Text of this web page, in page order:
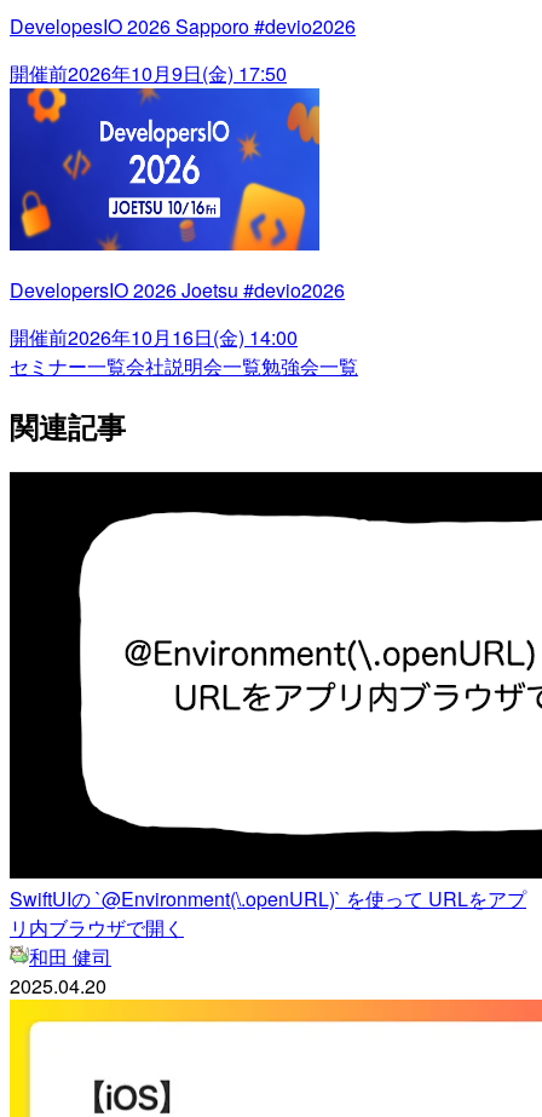
DevelopesIO 2026 Sapporo #devio2026
開催前2026年10月9日(金) 17:50
DevelopersIO 2026 Joetsu #devio2026
開催前2026年10月16日(金) 14:00
セミナー一覧会社説明会一覧勉強会一覧
関連記事
SwiftUIの `@Environment(\.openURL)` を使って URLをアプ
リ内ブラウザで開く
和田 健司
2025.04.20